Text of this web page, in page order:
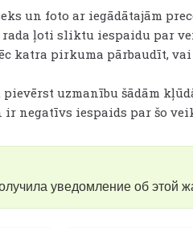
un foto ar iegādātajām
rada ļoti sliktu iespaidu par
katra pirkuma pārbaudīt,
uzmanību šādām
ir negatīvs iespaids par šo
уведомление об этой